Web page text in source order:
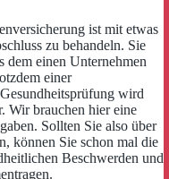
ist mit etwas
zu behandeln. Sie
dem einen Unternehmen
einer
wird
Wir brauchen hier eine
Sollten Sie also über
können Sie schon mal die
Beschwerden und